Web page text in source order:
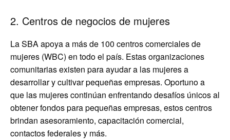
2. Centros de negocios de mujeres
La SBA apoya a más de 100 centros comerciales de
mujeres (WBC) en todo el país. Estas organizaciones
comunitarias existen para ayudar a las mujeres a
desarrollar y cultivar pequeñas empresas. Oportuno a
que las mujeres continúan enfrentando desafíos únicos al
obtener fondos para pequeñas empresas, estos centros
brindan asesoramiento, capacitación comercial,
contactos federales y más.